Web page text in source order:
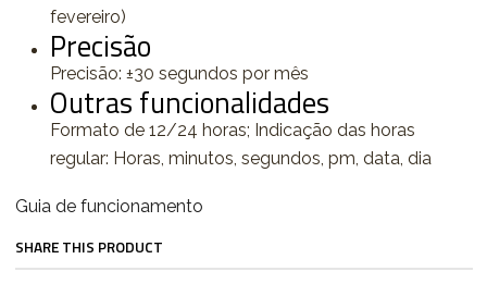
fevereiro)
Precisão
Precisão: ±30 segundos por mês
Outras funcionalidades
Formato de 12/24 horas; Indicação das horas
regular: Horas, minutos, segundos, pm, data, dia
Guia de funcionamento
SHARE THIS PRODUCT